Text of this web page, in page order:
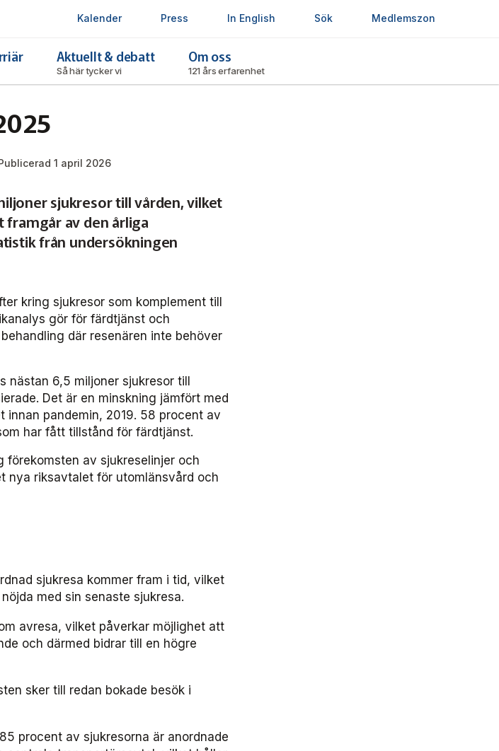
Kalender Press In English Sök Medlemszon
Aktuellt & debatt
Så här tycker vi
Om oss
121 års erfarenhet
1 april 2026
sjukresor till vården, vilket
av den årliga
från undersökningen
kring sjukresor som komplement till
gör för färdtjänst och
där resenären inte behöver
6,5 miljoner sjukresor till
Det är en minskning jämfört med
pandemin, 2019. 58 procent av
har fått tillstånd för färdtjänst.
förekomsten av sjukreselinjer och
nya riksavtalet för utomlänsvård och
sjukresa kommer fram i tid, vilket
med sin senaste sjukresa.
avresa, vilket påverkar möjlighet att
och därmed bidrar till en högre
sker till redan bokade besök i
procent av sjukresorna är anordnade